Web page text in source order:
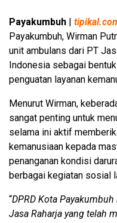
Payakumbuh
Payakumbuh, Wirman
unit ambulans dari PT
Indonesia sebagai
penguatan layanan
Menurut Wirman,
sangat penting untuk
selama ini aktif
kemanusiaan kepada
penanganan kondisi
berbagai kegiatan sosial
“DPRD Kota
Jasa Raharja yang telah